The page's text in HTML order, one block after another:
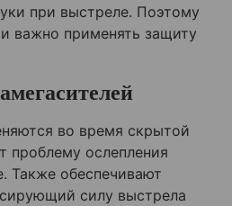
при выстреле. Поэтому
важно применять защиту
во время скрытой
проблему ослепления
Также обеспечивают
силу выстрела